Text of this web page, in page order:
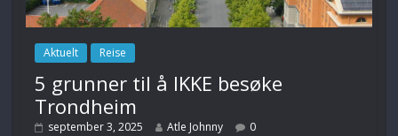
Aktuelt Reise
5 grunner til å IKKE besøke
Trondheim
september 3, 2025 Atle Johnny 0